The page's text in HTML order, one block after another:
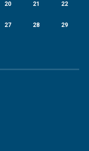
20 21 22
27 28 29